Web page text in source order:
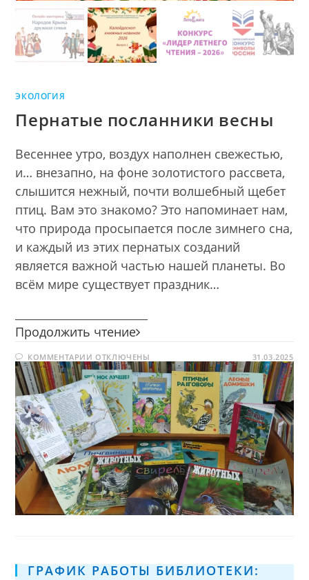
ЭКОЛОГИЯ
Пернатые посланники весны
Весеннее утро, воздух наполнен свежестью,
и… внезапно, на фоне золотистого рассвета,
слышится нежный, почти волшебный щебет
птиц. Вам это знакомо? Это напоминает нам,
что природа просыпается после зимнего сна,
и каждый из этих пернатых созданий
является важной частью нашей планеты. Во
всём мире существует праздник…
Продолжить чтение Пернатые
весны
КОММЕНТАРИИ К
ЗАПИСИ
ПЕРНАТЫЕ
ПОСЛАННИКИ
ВЕСНЫ
ОТКЛЮЧЕНЫ 31.03.2025
ГРАФИК РАБОТЫ БИБЛИОТЕКИ: